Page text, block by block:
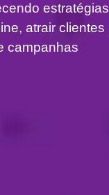
estratégias
atrair clientes
campanhas